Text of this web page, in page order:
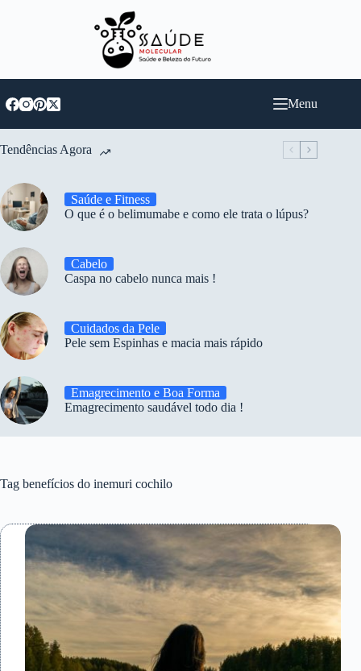
Menu
Tendências Agora
Saúde e Fitness
O que é o belimumabe e como ele trata o lúpus?
Cabelo
Caspa no cabelo nunca mais !
Cuidados da Pele
Pele sem Espinhas e macia mais rápido
Emagrecimento e Boa Forma
Emagrecimento saudável todo dia !
Tag benefícios do inemuri cochilo